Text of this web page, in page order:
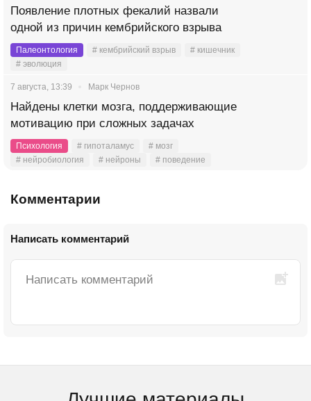
Появление плотных фекалий назвали
одной из причин кембрийского взрыва
Палеонтология # кембрийский взрыв
# кишечник
# эволюция
7 августа, 13:39 Марк Чернов
Найдены клетки мозга, поддерживающие
мотивацию при сложных задачах
Психология # гипоталамус
# мозг
# нейробиология
# нейроны # поведение
Комментарии
Написать комментарий